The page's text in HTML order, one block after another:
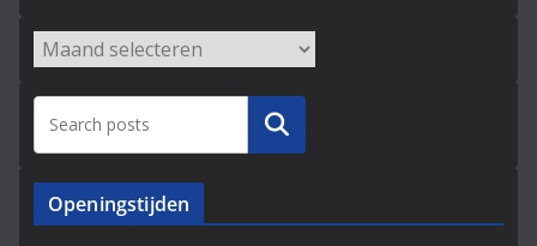
Archieven
Zoeken
Openingstijden